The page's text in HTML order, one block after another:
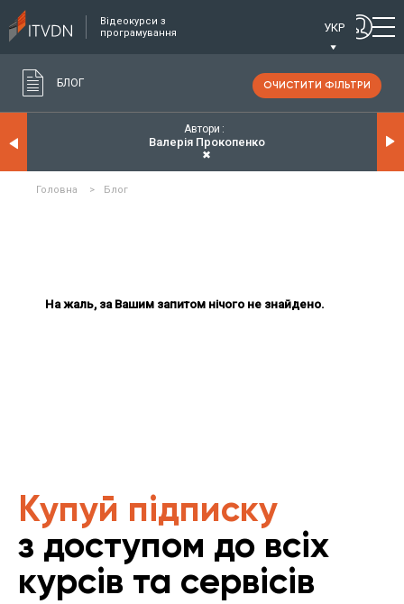
Відеокурси з
програмування
УКР
БЛОГ ОЧИСТИТИ ФІЛЬТРИ
Автори
Валерія Прокопенко
✖
Головна > Блог
На жаль, за Вашим запитом нічого не знайдено.
Купуй підписку
з доступом до всіх
курсів та сервісів